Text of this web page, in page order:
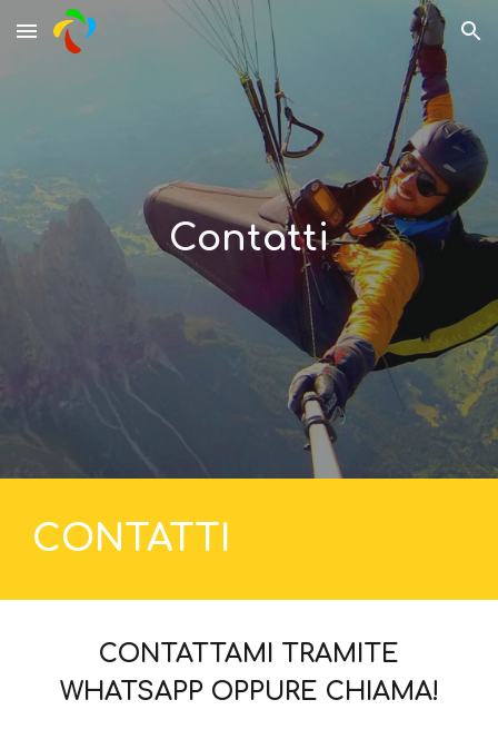
Skip to main content Skip to navigation
Contatti
CONTATTI
CONTATTAMI TRAMITE
WHATSAPP OPPURE CHIAMA!